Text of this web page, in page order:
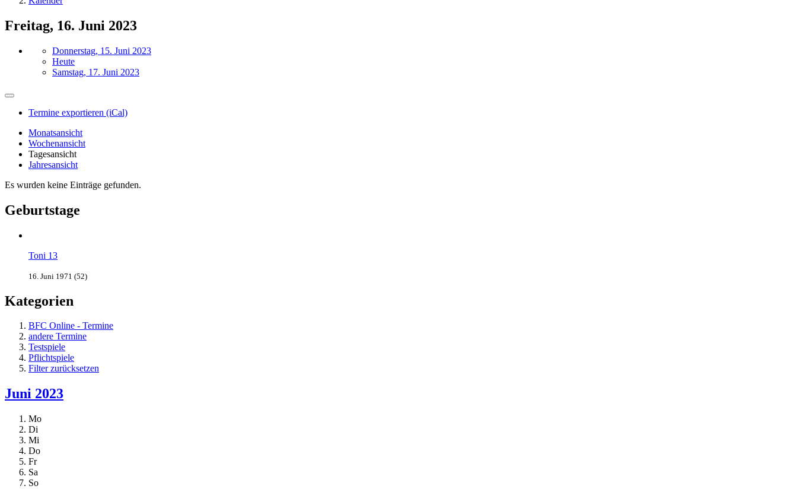
Freitag, 16. Juni 2023
Donnerstag, 15. Juni 2023
Heute
Samstag, 17. Juni 2023
Termine exportieren (iCal)
Monatsansicht
Wochenansicht
Tagesansicht
Jahresansicht
Es wurden keine Einträge gefunden.
Geburtstage
Toni 13
16. Juni 1971 (52)
Kategorien
BFC Online - Termine
andere Termine
Testspiele
Pflichtspiele
Filter zurücksetzen
Juni 2023
Mo
Di
Mi
Do
Fr
Sa
So